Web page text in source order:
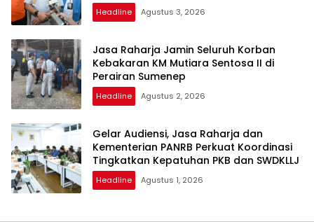
Headline Agustus 3, 2026
Jasa Raharja Jamin Seluruh Korban
Kebakaran KM Mutiara Sentosa II di
Perairan Sumenep
Headline Agustus 2, 2026
Gelar Audiensi, Jasa Raharja dan
Kementerian PANRB Perkuat Koordinasi
Tingkatkan Kepatuhan PKB dan SWDKLLJ
Headline Agustus 1, 2026